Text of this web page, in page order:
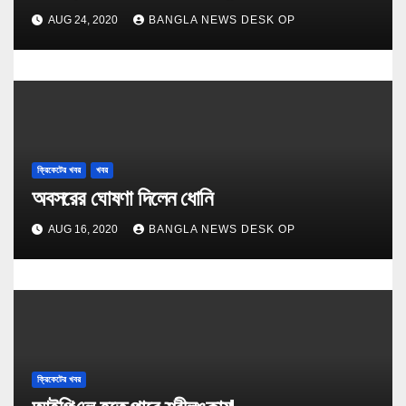
AUG 24, 2020 BANGLA NEWS DESK OP
ক্রিকেটের খবর খবর
অবসরের ঘোষণা দিলেন ধোনি
AUG 16, 2020 BANGLA NEWS DESK OP
ক্রিকেটের খবর